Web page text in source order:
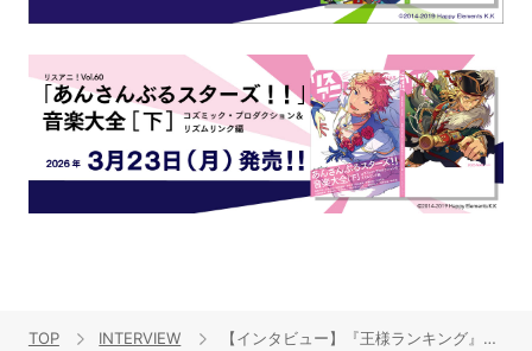
TOP INTERVIEW 【インタビュー】『王様ランキング』との運命的な出会い――熱く、深く、泣ける世界を彩る作曲家のMAYUKOが作品への熱い想いを語る、OSTリリース記念インタビュー